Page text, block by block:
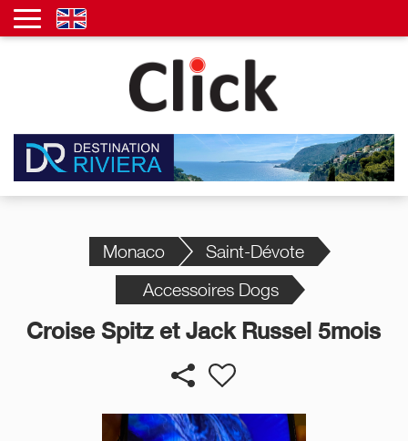
Monaco
Saint-Dévote
Accessoires Dogs
Croise Spitz et Jack Russel 5mois